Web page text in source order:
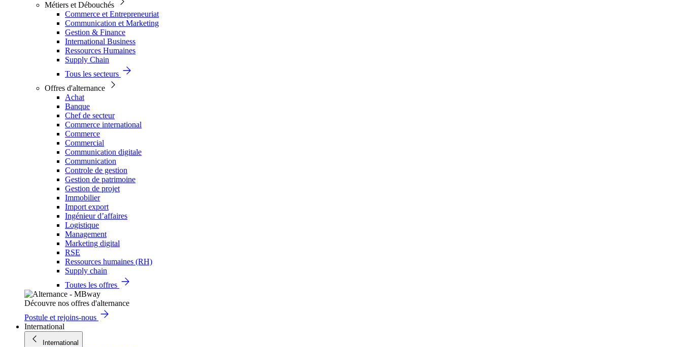
Métiers et Débouchés
Commerce et Entrepreneuriat
Communication et Marketing
Gestion & Finance
International Business
Ressources Humaines
Supply Chain
Tous les secteurs
Offres d'alternance
Achat
Banque
Chef de secteur
Commerce international
Commerce
Commercial
Communication digitale
Communication
Controle de gestion
Gestion de patrimoine
Gestion de projet
Immobilier
Import export
Ingénieur d’affaires
Logistique
Management
Marketing digital
RSE
Ressources humaines (RH)
Supply chain
Toutes les offres
Découvre nos offres d'alternance
Postule et rejoins-nous
International
International